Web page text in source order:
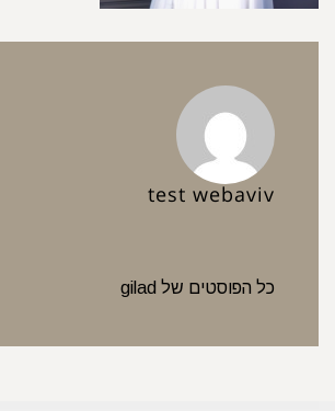
test webaviv
כל הפוסטים של gilad